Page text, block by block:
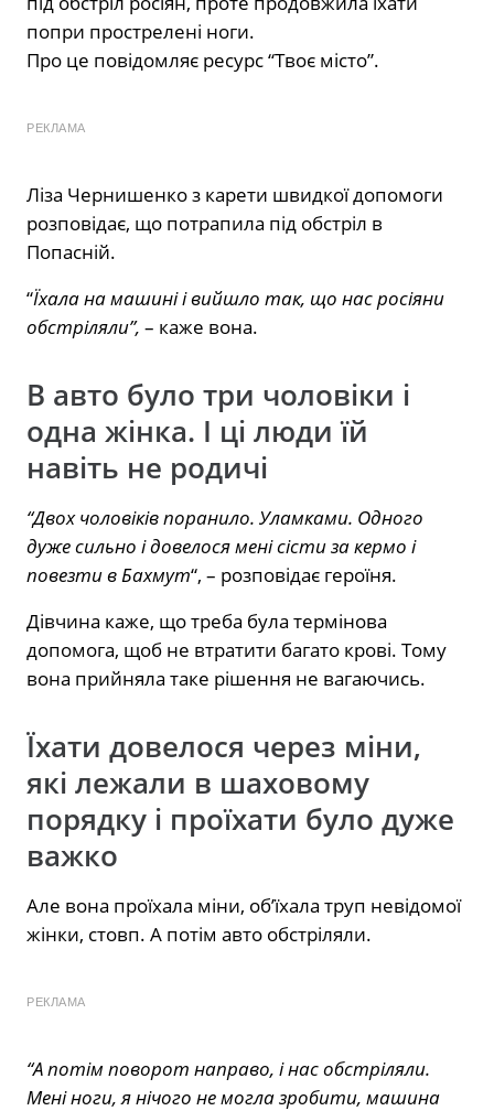
попри прострелені ноги.
Про це повідомляє ресурс “Твоє місто”.
РЕКЛАМА
Ліза Чернишенко з карети швидкої допомоги
розповідає, що потрапила під обстріл в
Попасній.
“Їхала на машині і вийшло так, що нас росіяни
обстріляли”, – каже вона.
В авто було три чоловіки і
одна жінка. І ці люди їй
навіть не родичі
“Двох чоловіків поранило. Уламками. Одного
дуже сильно і довелося мені сісти за кермо і
повезти в Бахмут“, – розповідає героїня.
Дівчина каже, що треба була термінова
допомога, щоб не втратити багато крові. Тому
вона прийняла таке рішення не вагаючись.
Їхати довелося через міни,
які лежали в шаховому
порядку і проїхати було дуже
важко
Але вона проїхала міни, об’їхала труп невідомої
жінки, стовп. А потім авто обстріляли.
РЕКЛАМА
“А потім поворот направо, і нас обстріляли.
Мені ноги, я нічого не могла зробити, машина